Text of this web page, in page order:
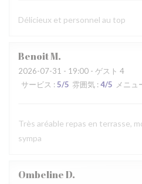
Délicieux et personnel au top
BenoitM
2026-07-31 - 19:00 - ゲスト 4
サービス : 5/5 雰囲気 : 4/5 メニュ
Très aréable repas en terrasse,
sympa
OmbelineD